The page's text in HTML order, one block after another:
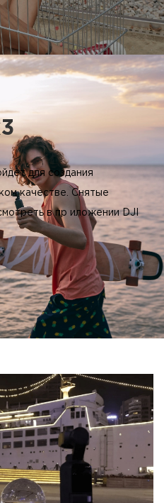
для создания
качестве. Снятые
в пр иложении DJI